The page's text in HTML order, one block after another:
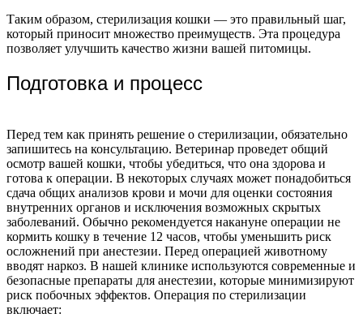
Таким образом, стерилизация кошки — это правильный шаг,
который приносит множество преимуществ. Эта процедура
позволяет улучшить качество жизни вашей питомицы.
Подготовка и процесс
Перед тем как принять решение о стерилизации, обязательно
запишитесь на консультацию. Ветеринар проведет общий
осмотр вашей кошки, чтобы убедиться, что она здорова и
готова к операции. В некоторых случаях может понадобиться
сдача общих анализов крови и мочи для оценки состояния
внутренних органов и исключения возможных скрытых
заболеваний. Обычно рекомендуется накануне операции не
кормить кошку в течение 12 часов, чтобы уменьшить риск
осложнений при анестезии. Перед операцией животному
вводят наркоз. В нашей клинике используются современные и
безопасные препараты для анестезии, которые минимизируют
риск побочных эффектов. Операция по стерилизации
включает: